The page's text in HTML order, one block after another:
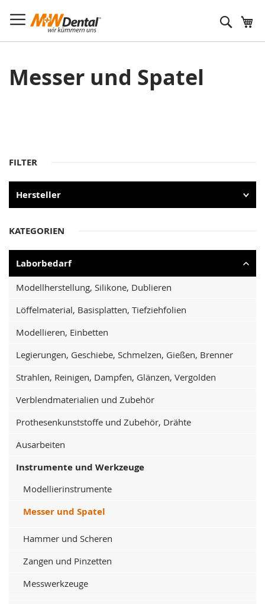
Suche
Messer und Spatel
FILTER
Hersteller
KATEGORIEN
Laborbedarf
Modellherstellung, Silikone, Dublieren
Löffelmaterial, Basisplatten, Tiefziehfolien
Modellieren, Einbetten
Legierungen, Geschiebe, Schmelzen, Gießen, Brenner
Strahlen, Reinigen, Dampfen, Glänzen, Vergolden
Verblendmaterialien und Zubehör
Prothesenkunststoffe und Zubehör, Drähte
Ausarbeiten
Instrumente und Werkzeuge
Modellierinstrumente
Messer und Spatel
Hammer und Scheren
Zangen und Pinzetten
Messwerkzeuge